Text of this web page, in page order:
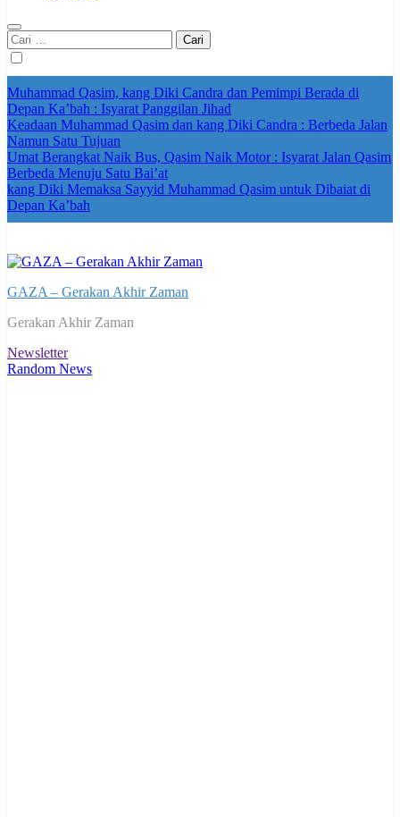
Cari
untuk:
Muhammad Qasim, kang Diki Candra dan Pemimpi Berada di
Depan Ka’bah : Isyarat Panggilan Jihad
Keadaan Muhammad Qasim dan kang Diki Candra : Berbeda Jalan
Namun Satu Tujuan
Umat Berangkat Naik Bus, Qasim Naik Motor : Isyarat Jalan Qasim
Berbeda Menuju Satu Bai’at
kang Diki Memaksa Sayyid Muhammad Qasim untuk Dibaiat di
Depan Ka’bah
GAZA – Gerakan Akhir Zaman
Gerakan Akhir Zaman
Newsletter
Random News